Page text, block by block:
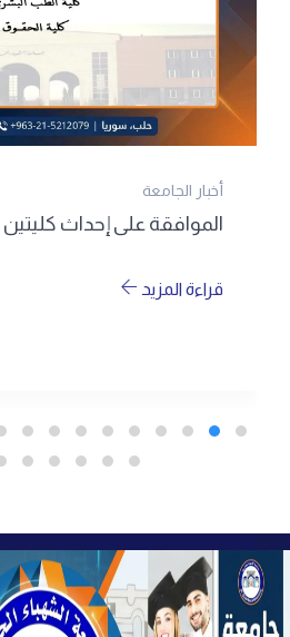
أخبار الجامعة
الموافقة على إحداث
قراءة المزيد